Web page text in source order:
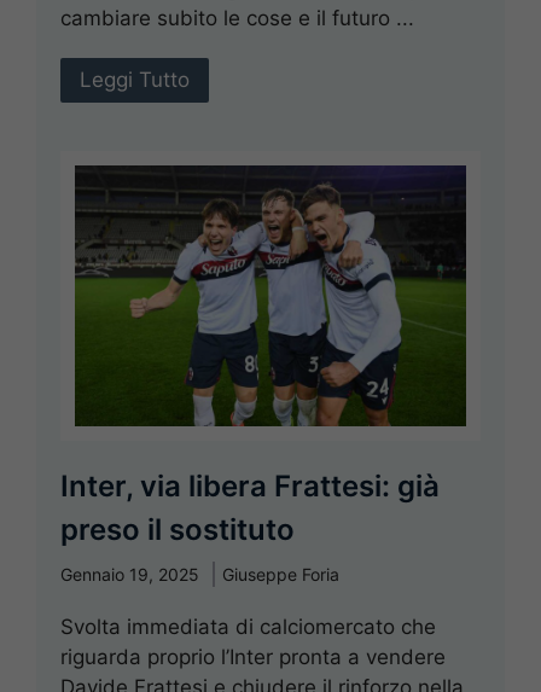
cambiare subito le cose e il futuro ...
Leggi Tutto
Inter, via libera Frattesi: già
preso il sostituto
Gennaio 19, 2025 Giuseppe Foria
Svolta immediata di calciomercato che
riguarda proprio l’Inter pronta a vendere